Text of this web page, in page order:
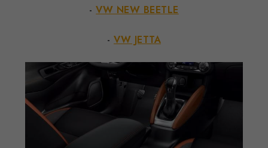
-VW NEW BEETLE
- VW JETTA